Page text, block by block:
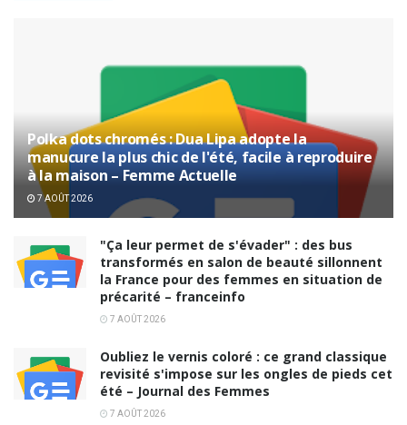
Polka dots chromés : Dua Lipa adopte la
manucure la plus chic de l'été, facile à reproduire
à la maison – Femme Actuelle
7 AOÛT 2026
"Ça leur permet de s'évader" : des bus
transformés en salon de beauté sillonnent
la France pour des femmes en situation de
précarité – franceinfo
7 AOÛT 2026
Oubliez le vernis coloré : ce grand classique
revisité s'impose sur les ongles de pieds cet
été – Journal des Femmes
7 AOÛT 2026